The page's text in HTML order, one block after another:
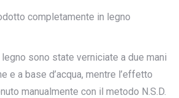
completamente in legno
sono state verniciate a due mani
e a base d’acqua, mentre l’effetto
manualmente con il metodo N.S.D.